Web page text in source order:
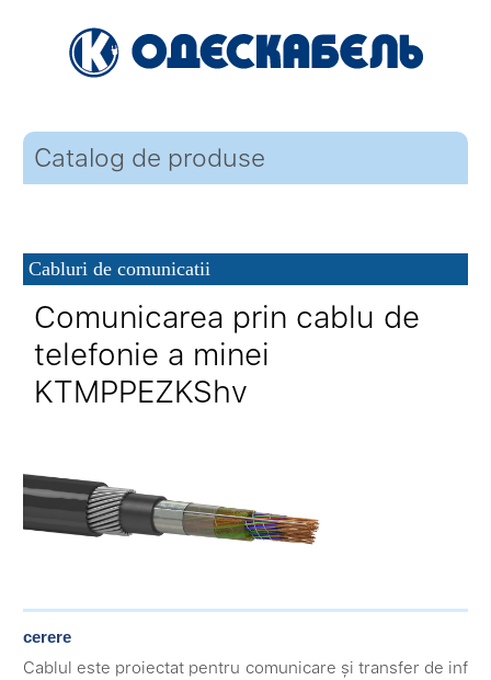
Catalog de produse
Cabluri de comunicatii
Comunicarea prin cablu de
telefonie a minei
KTMPPEZKShv
cerere
Cablul este proiectat pentru comunicare și transfer de inf